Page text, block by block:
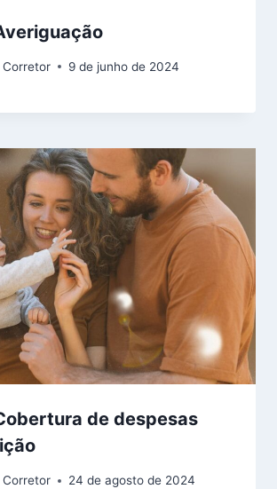
9 de junho de 2024
de despesas
24 de agosto de 2024